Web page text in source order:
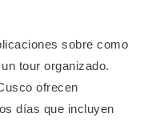
sobre como
tour organizado.
ofrecen
días que incluyen